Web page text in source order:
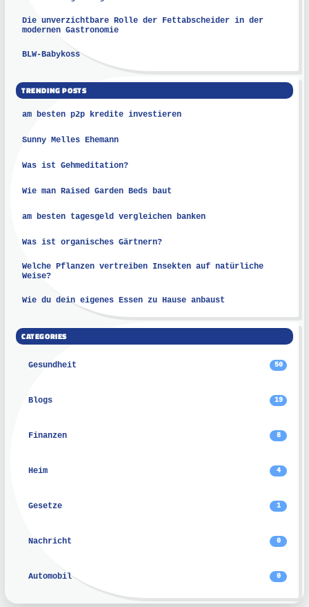
Die unverzichtbare Rolle der Fettabscheider in der
modernen Gastronomie
BLW-Babykoss
TRENDING POSTS
am besten p2p kredite investieren
Sunny Melles Ehemann
Was ist Gehmeditation?
Wie man Raised Garden Beds baut
am besten tagesgeld vergleichen banken
Was ist organisches Gärtnern?
Welche Pflanzen vertreiben Insekten auf natürliche
Weise?
Wie du dein eigenes Essen zu Hause anbaust
CATEGORIES
Gesundheit 50
Blogs 19
Finanzen 8
Heim 4
Gesetze 1
Nachricht 0
Automobil 0